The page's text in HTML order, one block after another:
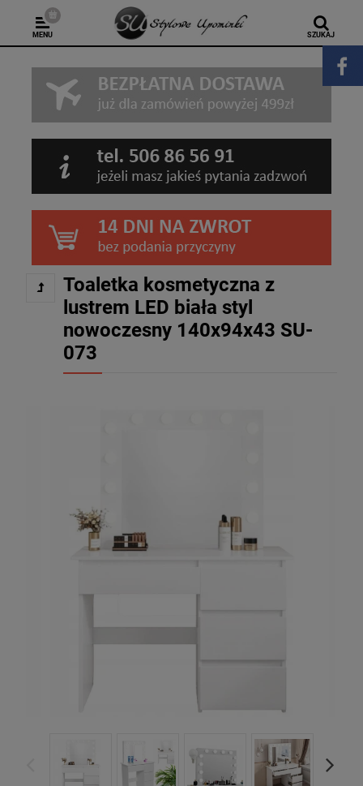
MENU SZUKAJ
Toaletka kosmetyczna z
lustrem LED biała styl
nowoczesny 140x94x43 SU-
073